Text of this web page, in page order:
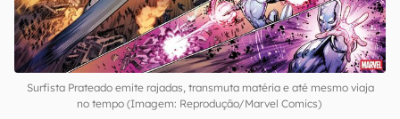
Surfista Prateado emite rajadas, transmuta matéria e até mesmo viaja
no tempo (Imagem: Reprodução/Marvel Comics)